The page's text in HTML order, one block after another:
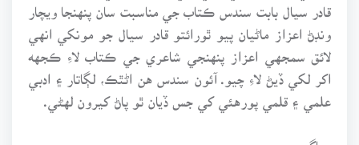
قادر سيال بابت سندس ڪتاب جي مناسبت سان پنهنجا ويچار
ونڊڻ اعزاز ماڻيان پيو ٿورائتو قادر سيال جو مونکي انهي
لائق سمجهي اعزاز پنهنجي شاعري جي ڪتاب لاءِ ڪجهه
اکر لکي ڏيڻ لاءِ چيو. آئون سندس هن اڻٿڪ، لڳاتار ۽ ادبي
علمي ۽ قلمي پورهئي کي جس ڏيان ٿو پاڻ کيرون لهڻي.
دعاگو